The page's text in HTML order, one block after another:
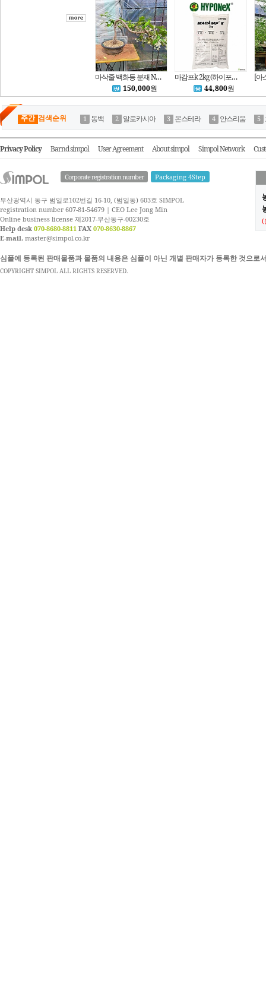
마삭줄 백화등 분재 No.78
150,000원
마감프k 2kg (하이포넥스 6-40-6-15) 균형완효성비료/다육이 분재 화초 야생화 관엽 화분/하늘e정원
44,800원
주간 검색순위 동백 알로카시아 몬스테라 안스리움
Privacy Policy Barnd simpol User Agreement About simpol Simpol Network
Corporate registration number Packaging 4Step
부산광역시 동구 범일로102번길 16-10, (범일동) 603호 SIMPOL
registration number 607-81-54679 | CEO Lee Jong Min
Online business license 제2017-부산동구-00230호
Help desk 070-8680-8811 FAX 070-8630-8867
E-mail. master@simpol.co.kr
(
심폴에 등록된 판매물품과 물품의 내용은 심폴이 아닌 개별 판매자가 등록한 것으
COPYRIGHT SIMPOL ALL RIGHTS RESERVED.